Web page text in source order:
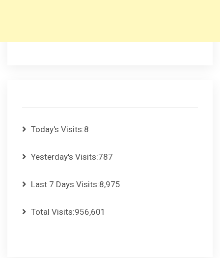
Today's Visits:8
Yesterday's Visits:787
Last 7 Days Visits:8,975
Total Visits:956,601